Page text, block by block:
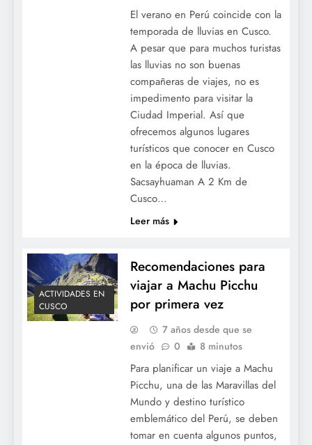
El verano en Perú coincide con la
temporada de lluvias en Cusco.
A pesar que para muchos turistas
las lluvias no son buenas
compañeras de viajes, no es
impedimento para visitar la
Ciudad Imperial. Así que
ofrecemos algunos lugares
turísticos que conocer en Cusco
en la época de lluvias.
Sacsayhuaman A 2 Km de
Cusco…
Leer más
ACTIVIDADES EN
CUSCO
Recomendaciones para
viajar a Machu Picchu
por primera vez
7 años desde que se
envió
0 8 minutos
Para planificar un viaje a Machu
Picchu, una de las Maravillas del
Mundo y destino turístico
emblemático del Perú, se deben
tomar en cuenta algunos puntos,